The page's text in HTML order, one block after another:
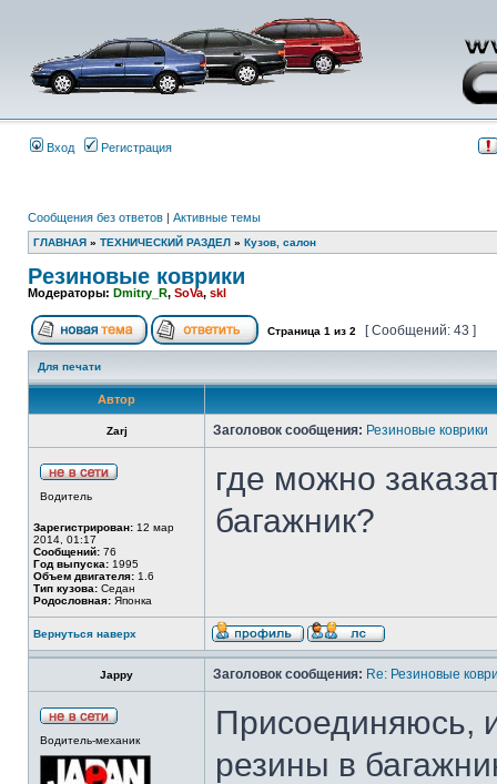
Вход Регистрация
Сообщения без ответов | Активные темы
ГЛАВНАЯ » ТЕХНИЧЕСКИЙ РАЗДЕЛ » Кузов, салон
Резиновые коврики
Модераторы: Dmitry_R, SoVa, skl
Страница 1 из 2 [ Сообщений: 43 ]
Для печати
Автор
Zarj Заголовок сообщения: Резиновые коврики
Водитель
Зарегистрирован: 12 мар
2014, 01:17
Сообщений: 76
Год выпуска: 1995
Объем двигателя: 1.6
Тип кузова: Седан
Родословная: Японка
где можно
багажник?
Вернуться наверх
Jappy Заголовок сообщения: Re: Резиновые
Водитель-механик
Присоединяюсь,
резины в